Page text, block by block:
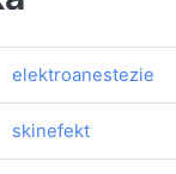
elektroanestezie
skinefekt